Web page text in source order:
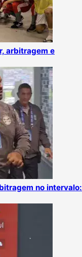
arbitragem e
no intervalo: